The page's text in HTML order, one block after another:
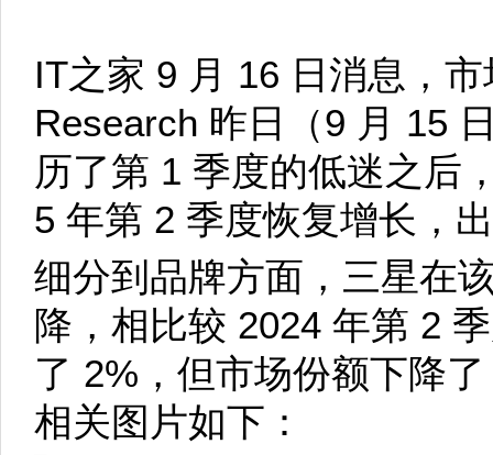
IT之家 9 月 16 日消息，
Research 昨日（9 月 15
历了第 1 季度的低迷之后
5 年第 2 季度恢复增长，
细分到品牌方面，三星在
降，相比较 2024 年第 2
了 2%，但市场份额下降
相关图片如下：